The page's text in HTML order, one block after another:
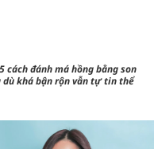
5 cách đánh má hồng bằng son
dù khá bận rộn vẫn tự tin thể